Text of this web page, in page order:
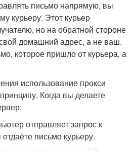
письмо напрямую, вы
курьеру. Этот курьер
но на обратной стороне
домашний адрес, а не ваш.
которое пришло от курьера, а
использование прокси
Когда вы делаете
отправляет запрос к
письмо курьеру.